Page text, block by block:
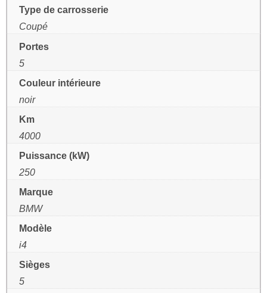
Type de carrosserie
Coupé
Portes
5
Couleur intérieure
noir
Km
4000
Puissance (kW)
250
Marque
BMW
Modèle
i4
Sièges
5